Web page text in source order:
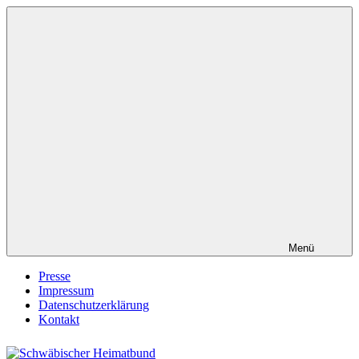
Zum
Menü
Presse
Impressum
Datenschutzerklärung
Kontakt